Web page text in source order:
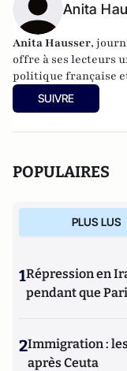
Anita
Anita Hausser,
offre à ses lecteurs
politique française
publiéSarkozy,
l'Archipel, 2003).
SUIVRE
POPULAIRES
PLUS LUS
1Répression en
pendant que
2Immigration :
après Ceuta